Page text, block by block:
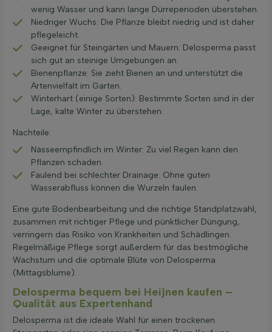
wenig Wasser und kann lange Dürreperioden überstehen.
Niedriger Wuchs: Die Pflanze bleibt niedrig und ist daher
pflegeleicht.
Geeignet für Steingärten und Mauern: Delosperma passt
sich gut an steinige Umgebungen an.
Bienenpflanze: Sie zieht Bienen an und unterstützt die
Artenvielfalt im Garten.
Winterhart (einige Sorten): Bestimmte Sorten sind in der
Lage, kalte Winter zu überstehen.
Nachteile:
Nässeempfindlich im Winter: Zu viel Regen kann den
Pflanzen schaden.
Faulend bei schlechter Drainage: Ohne guten
Wasserabfluss können die Wurzeln faulen.
Eine gute Bodenbearbeitung und die richtige Standplatzwahl,
zusammen mit richtiger Pflege und pünktlicher Düngung,
verringern das Risiko von Krankheiten und Schädlingen.
Regelmäßige Pflege sorgt außerdem für das bestmögliche
Wachstum und die optimale Blüte von Delosperma
(Mittagsblume).
Delosperma bequem bei Heijnen kaufen –
Qualität aus Expertenhand
Delosperma ist die ideale Wahl für einen trockenen